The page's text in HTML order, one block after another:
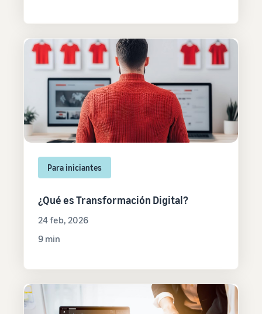
Para iniciantes
¿Qué es Transformación Digital?
24 feb, 2026
9 min